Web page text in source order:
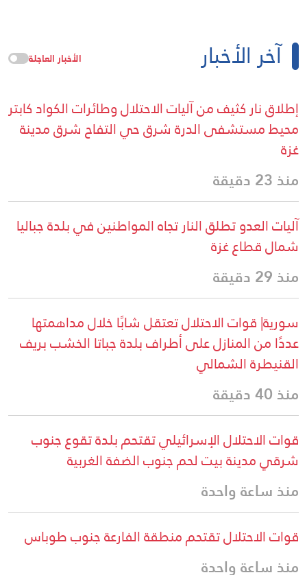
آخر الأخبار الأخبار العاجلة
إطلاق نار كثيف من آليات الاحتلال وطائرات الكواد كابتر
محيط مستشفى الدرة شرق حي التفاح شرق مدينة
غزة
منذ 23 دقيقة
آليات العدو تطلق النار تجاه المواطنين في بلدة جباليا
شمال قطاع غزة
منذ 29 دقيقة
سورية| قوات الاحتلال تعتقل شابًا خلال مداهمتها
عددًا من المنازل على أطراف بلدة جباتا الخشب بريف
القنيطرة الشمالي
منذ 40 دقيقة
قوات الاحتلال الإسرائيلي تقتحم بلدة تقوع جنوب
شرقي مدينة بيت لحم جنوب الضفة الغربية
منذ ساعة واحدة
قوات الاحتلال تقتحم منطقة الفارعة جنوب طوباس
منذ ساعة واحدة